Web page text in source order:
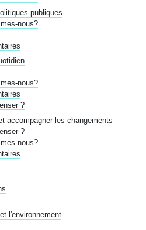
publiques
nous?
nous?
?
accompagner les changements
?
nous?
l'environnement